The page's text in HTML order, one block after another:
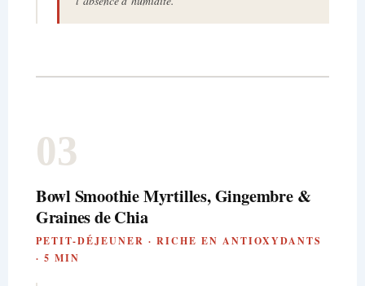
03
Bowl Smoothie Myrtilles, Gingembre &
Graines de Chia
PETIT-DÉJEUNER · RICHE EN ANTIOXYDANTS
· 5 MIN